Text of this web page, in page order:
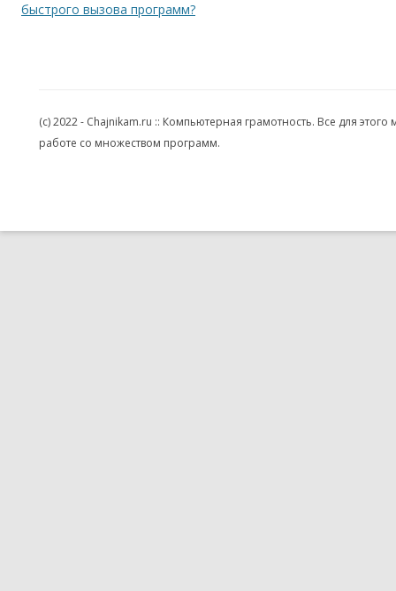
быстрого вызова программ?
(c) 2022 - Chajnikam.ru :: Компьютерная грамотность. Все для
работе со множеством программ.